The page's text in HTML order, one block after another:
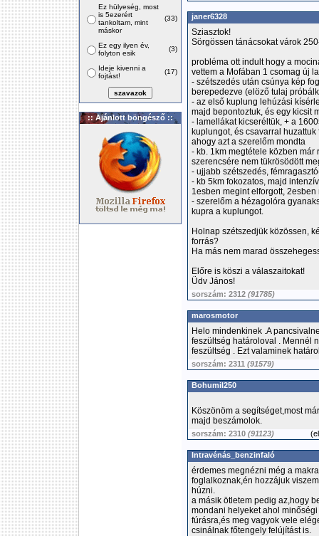
Ez hülyeség, most
is 5ezerért
tankoltam, mint
máskor
(33)
Ez egy ilyen év,
folyton esik
(3)
Ideje kivenni a
fojtást!
(17)
:: Ajánlott böngésző ::
janer6328
Sziasztok!
Sörgössen tánácsokat várok
probléma ott indult hogy a
vettem a Mofában 1 csomag új
- szétszedés után csúnya kép
berepedezve (elöző tulaj
- az első kuplung lehúzási
majd bepontoztuk, és egy kicsit
- lamellákat kicseréltük, + a
kuplungot, és csavarral
ahogy azt a szerelőm mondta
- kb. 1km megtétele közben már
szerencsére nem tükrösödött
- ujjabb szétszedés,
- kb 5km fokozatos, majd
1esben megint elforgott,
- szerelőm a hézagolóra
kupra a kuplungot.
Holnap szétszedjük közössen,
forrás?
Ha más nem marad
Előre is köszi a válaszaitokat!
Üdv János!
sorszám: 2312 (91785)
marosmotor
Helo mindenkinek .A
feszültség határoloval . Mennél
feszültség . Ezt valaminek
sorszám: 2311 (91579)
Bohumil250
Köszönöm a segítséget,most
majd beszámolok.
sorszám: 2310 (91123) (
Intravénás_benzinfaló
érdemes megnézni még a
foglalkoznak,én hozzájuk
húzni.
a másik ötletem pedig az,hogy
mondani helyeket ahol
fúrásra,és meg vagyok vele
csinálnak főtengely felújítást is.